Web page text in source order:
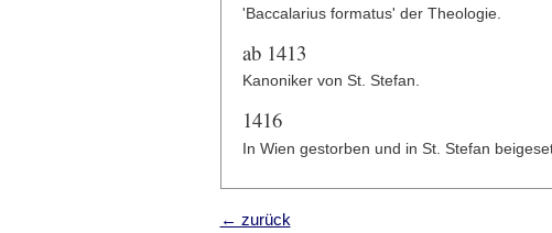
'Baccalarius formatus' der Theologie.
ab 1413
Kanoniker von St. Stefan.
1416
In Wien gestorben und in St. Stefan
← zurück